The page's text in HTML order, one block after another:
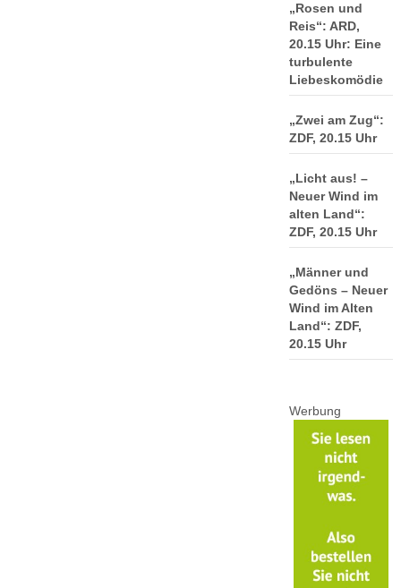
„Rosen und
Reis“: ARD,
20.15 Uhr: Eine
turbulente
Liebeskomödie
„Zwei am Zug“:
ZDF, 20.15 Uhr
„Licht aus! –
Neuer Wind im
alten Land“:
ZDF, 20.15 Uhr
„Männer und
Gedöns – Neuer
Wind im Alten
Land“: ZDF,
20.15 Uhr
Werbung